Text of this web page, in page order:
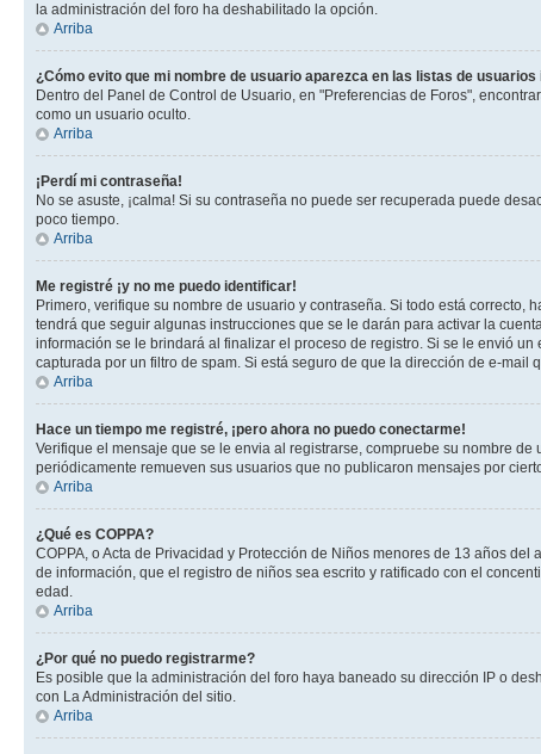
la administración del foro ha deshabilitado la opción.
Arriba
¿Cómo evito que mi nombre de usuario aparezca en las listas de
Dentro del Panel de Control de Usuario, en "Preferencias de Foros",
como un usuario oculto.
Arriba
¡Perdí mi contraseña!
No se asuste, ¡calma! Si su contraseña no puede ser recuperada puede
poco tiempo.
Arriba
Me registré ¡y no me puedo identificar!
Primero, verifique su nombre de usuario y contraseña. Si todo está
tendrá que seguir algunas instrucciones que se le darán para activar la
información se le brindará al finalizar el proceso de registro. Si se le envió
capturada por un filtro de spam. Si está seguro de que la dirección de e-
Arriba
Hace un tiempo me registré, ¡pero ahora no puedo conectarme!
Verifique el mensaje que se le envia al registrarse, compruebe su nombre
periódicamente remueven sus usuarios que no publicaron mensajes por
Arriba
¿Qué es COPPA?
COPPA, o Acta de Privacidad y Protección de Niños menores de 13 años
de información, que el registro de niños sea escrito y ratificado con el
edad.
Arriba
¿Por qué no puedo registrarme?
Es posible que la administración del foro haya baneado su dirección IP o
con La Administración del sitio.
Arriba